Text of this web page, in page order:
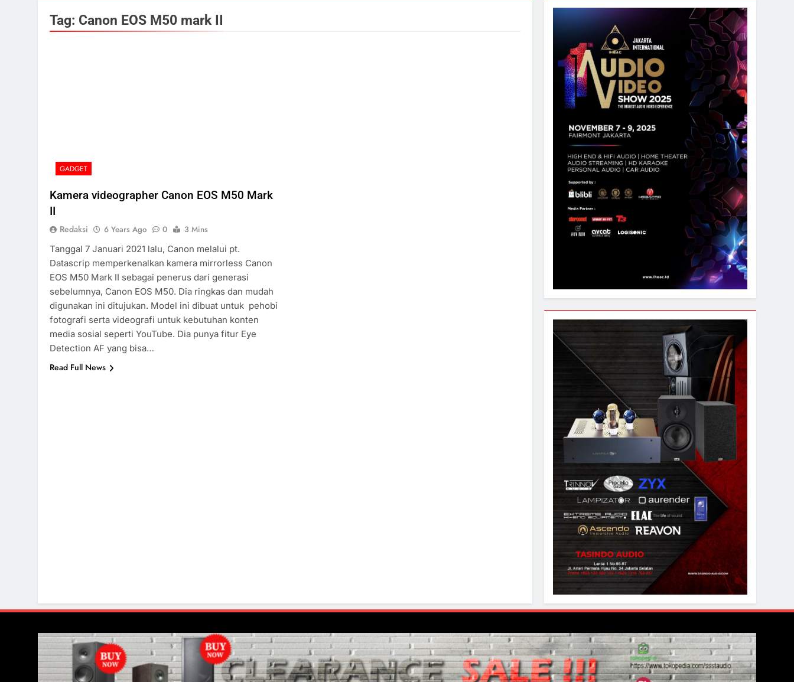
Tag: Canon EOS M50 mark II
GADGET
Kamera videographer Canon EOS M50 Mark
II
Redaksi 6 Years Ago 0
3 Mins
Tanggal 7 Januari 2021 lalu, Canon melalui pt.
Datascrip memperkenalkan kamera mirrorless Canon
EOS M50 Mark II sebagai penerus dari generasi
sebelumnya, Canon EOS M50. Dia ringkas dan mudah
digunakan ini ditujukan. Model ini dibuat untuk pehobi
fotografi serta videografi untuk kebutuhan konten
media sosial seperti YouTube. Dia punya fitur Eye
Detection AF yang bisa…
Read Full News